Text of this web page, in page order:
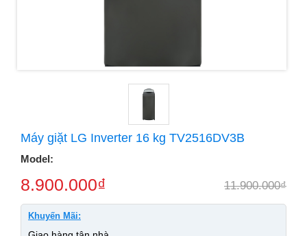
Máy giặt LG Inverter 16 kg TV2516DV3B
Model:
8.900.000₫ 11.900.000₫
Khuyến Mãi: